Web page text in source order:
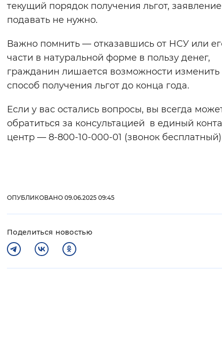
текущий порядок получения льгот, заявление
подавать не нужно.
Важно помнить — отказавшись от НСУ или
части в натуральной форме в пользу денег,
гражданин лишается возможности изменить
способ получения льгот до конца года.
Если у вас остались вопросы, вы всегда
обратиться за консультацией в единый
центр — 8-800-10-000-01 (звонок
ОПУБЛИКОВАНО 09.06.2025 09:45
Поделиться новостью